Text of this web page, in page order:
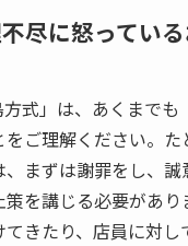
尽に怒ってい
式」は、あくまで
ご理解ください。
まずは謝罪をし、
を講じる必要があ
きたり、店員に対